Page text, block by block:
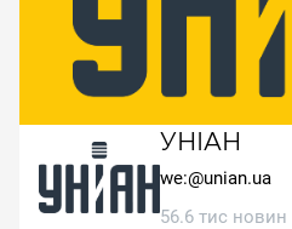
УНІАН
we:@unian.ua
56.6 тис новин